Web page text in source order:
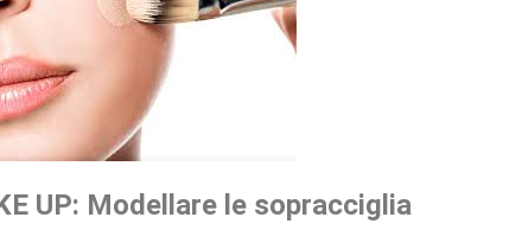
UP: Modellare le sopracciglia